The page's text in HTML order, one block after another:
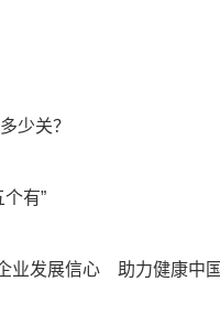
少关？
有”
企业发展信心 助力健康